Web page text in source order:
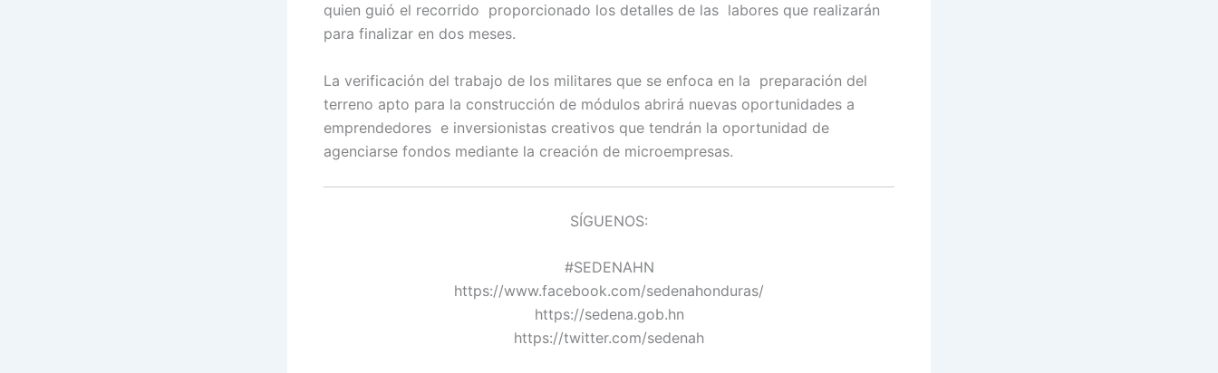
quien guió el recorrido proporcionado los detalles de las labores que realizarán
para finalizar en dos meses.
La verificación del trabajo de los militares que se enfoca en la preparación del
terreno apto para la construcción de módulos abrirá nuevas oportunidades a
emprendedores e inversionistas creativos que tendrán la oportunidad de
agenciarse fondos mediante la creación de microempresas.
SÍGUENOS:
#SEDENAHN
https://www.facebook.com/sedenahonduras/
https://sedena.gob.hn
https://twitter.com/sedenah